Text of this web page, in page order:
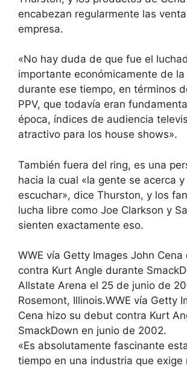
encabezan regularmente las
empresa.
«No hay duda de que fue el
importante económicamente de la
durante ese tiempo, en términos
PPV, que todavía eran
época, índices de audiencia
atractivo para los house shows».
También fuera del ring, es una
hacia la cual «la gente se acerca y
escuchar», dice Thurston, y los
lucha libre como Joe Clarkson y
sienten exactamente eso.
WWE vía Getty Images John Cena
contra Kurt Angle durante
Allstate Arena el 25 de junio de
Rosemont, Illinois.WWE vía Getty
Cena hizo su debut contra Kurt
SmackDown en junio de 2002.
«Es absolutamente fascinante
tiempo en una industria que exige